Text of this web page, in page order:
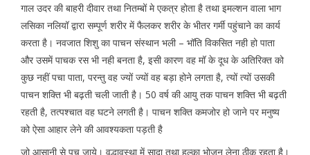
गाल उदर की बाहरी दीवार तथा नितम्बों मे एकत्र होता है तथा इमल्शन वाला भाग
लसिका नलियॉ द्वारा सम्पूर्ण शरीर में फैलकर शरीर के भीतर गर्मी पहुंचाने का कार्य
करता है। नवजात शिशु का पाचन संस्थान भली – भॉति विकसित नही हो पाता
और उसमें पाचक रस भी नही बनता है, इसी कारण वह मॉ के दूध के अतिरिक्त को
कुछ नहीं पचा पाता, परन्तु वह ज्यों ज्यों वह बड़ा होने लगता है, त्यों त्यों उसकी
पाचन शक्ति भी बढ़ती चली जाती है। 50 वर्ष की आयु तक पाचन शक्ति भी बढ़ती
रहती है, तत्पश्चात वह घटने लगती है। पाचन शक्ति कमजोर हो जाने पर मनुष्य
को ऐसा आहार लेने की आवश्यकता पड़ती है
जो आसानी से पच जाये। वृद्धावस्था में सादा तथा हल्का भोजन लेना ठीक रहता है।